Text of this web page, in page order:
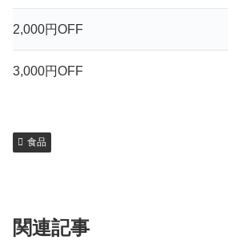
2,000円OFF
3,000円OFF
食品
関連記事